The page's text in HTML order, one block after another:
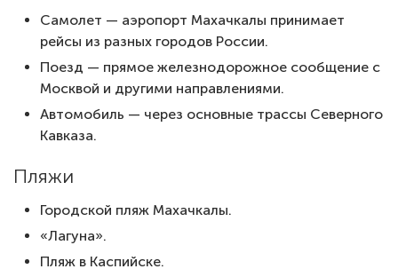
Самолет — аэропорт Махачкалы принимает
рейсы из разных городов России.
Поезд — прямое железнодорожное сообщение с
Москвой и другими направлениями.
Автомобиль — через основные трассы Северного
Кавказа.
Пляжи
Городской пляж Махачкалы.
«Лагуна».
Пляж в Каспийске.